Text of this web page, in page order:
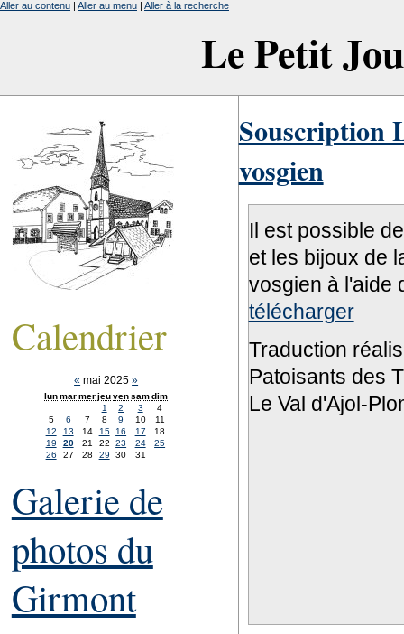
Le Petit
Aller au contenu | Aller au menu | Aller à la recherche
Souscription
vosgien
Il est possible
et les bijoux de
vosgien à l'aide
télécharger
Traduction
Patoisants des
Le Val d'Ajol-
Calendrier
« mai 2025»
lunmarmerjeuvensamdim
1
2 3
4
5
6 7 8 9 10
11
12
13 14 15 16 17
18
19
20 21 22 23 24
25
26
27 28 29 30 31
Galerie de
photos du
Girmont